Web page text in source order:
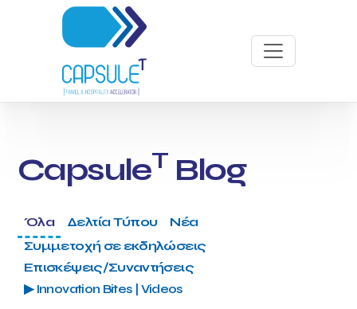
CapsuleT Blog
Όλα Δελτία Τύπου
Νέα
Συμμετοχή σε εκδηλώσεις
Επισκέψεις/Συναντήσεις
▶ Innovation Bites | Videos